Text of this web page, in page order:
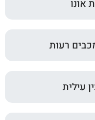
אונו
רעות
עילית